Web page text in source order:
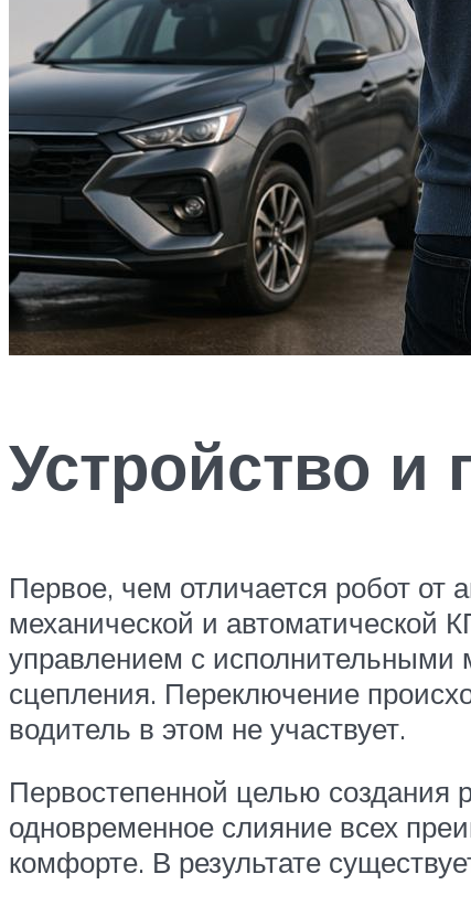
Устройство
Первое, чем отличается робот от
механической и автоматической
управлением с исполнительными
сцепления. Переключение
водитель в этом не участвует.
Первостепенной целью создания
одновременное слияние всех
комфорте. В результате